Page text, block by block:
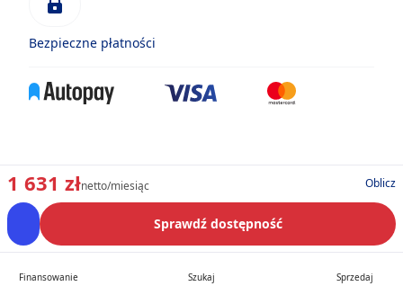
1 631 złnetto/miesiąc Oblicz
Sprawdź dostępność
Bezpieczne płatności
Finansowanie Szukaj Sprzedaj